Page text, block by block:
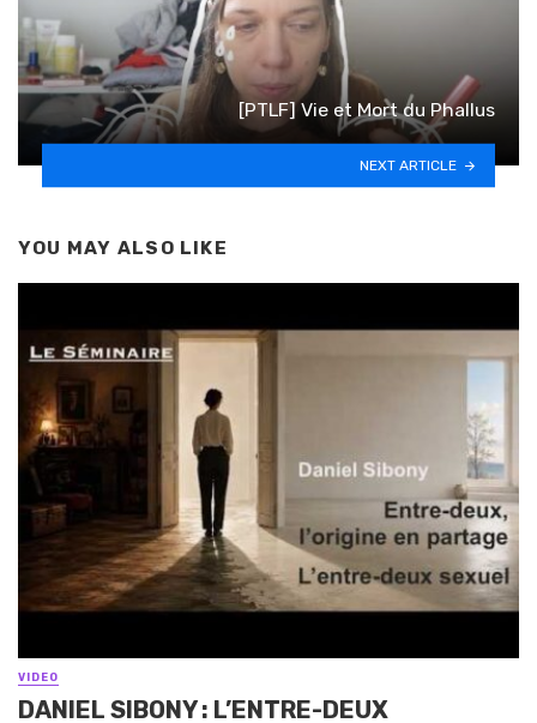
[PTLF] Vie et Mort du Phallus
NEXT ARTICLE
YOU MAY ALSO LIKE
VIDEO
DANIEL SIBONY : L’ENTRE-DEUX